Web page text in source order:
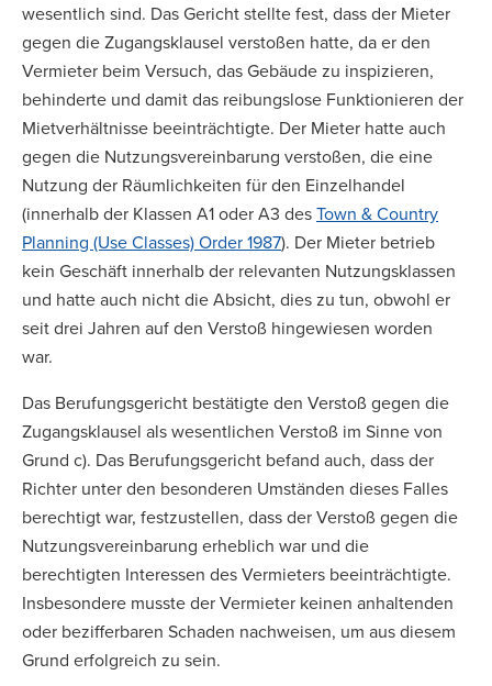
wesentlich sind. Das Gericht stellte fest, dass der Mieter
gegen die Zugangsklausel verstoßen hatte, da er den
Vermieter beim Versuch, das Gebäude zu inspizieren,
behinderte und damit das reibungslose Funktionieren der
Mietverhältnisse beeinträchtigte. Der Mieter hatte auch
gegen die Nutzungsvereinbarung verstoßen, die eine
Nutzung der Räumlichkeiten für den Einzelhandel
(innerhalb der Klassen A1 oder A3 desTown & Country
Planning (Use Classes) Order 1987). Der Mieter betrieb
kein Geschäft innerhalb der relevanten Nutzungsklassen
und hatte auch nicht die Absicht, dies zu tun, obwohl er
seit drei Jahren auf den Verstoß hingewiesen worden
war.
Das Berufungsgericht bestätigte den Verstoß gegen die
Zugangsklausel als wesentlichen Verstoß im Sinne von
Grund c). Das Berufungsgericht befand auch, dass der
Richter unter den besonderen Umständen dieses Falles
berechtigt war, festzustellen, dass der Verstoß gegen die
Nutzungsvereinbarung erheblich war und die
berechtigten Interessen des Vermieters beeinträchtigte.
Insbesondere musste der Vermieter keinen anhaltenden
oder bezifferbaren Schaden nachweisen, um aus diesem
Grund erfolgreich zu sein.